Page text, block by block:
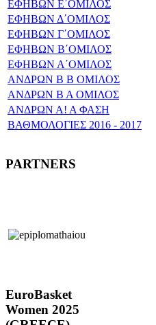
ΕΦΗΒΩΝ Ε΄ΟΜΙΛΟΣ
ΕΦΗΒΩΝ Δ΄ΟΜΙΛΟΣ
ΕΦΗΒΩΝ Γ΄ΟΜΙΛΟΣ
ΕΦΗΒΩΝ Β΄ΟΜΙΛΟΣ
ΕΦΗΒΩΝ Α΄ΟΜΙΛΟΣ
ΑΝΔΡΩΝ Β Β ΟΜΙΛΟΣ
ΑΝΔΡΩΝ Β Α ΟΜΙΛΟΣ
ΑΝΔΡΩΝ Α! Α ΦΑΣΗ
ΒΑΘΜΟΛΟΓΙΕΣ 2016 - 2017
PARTNERS
EuroBasket
Women 2025